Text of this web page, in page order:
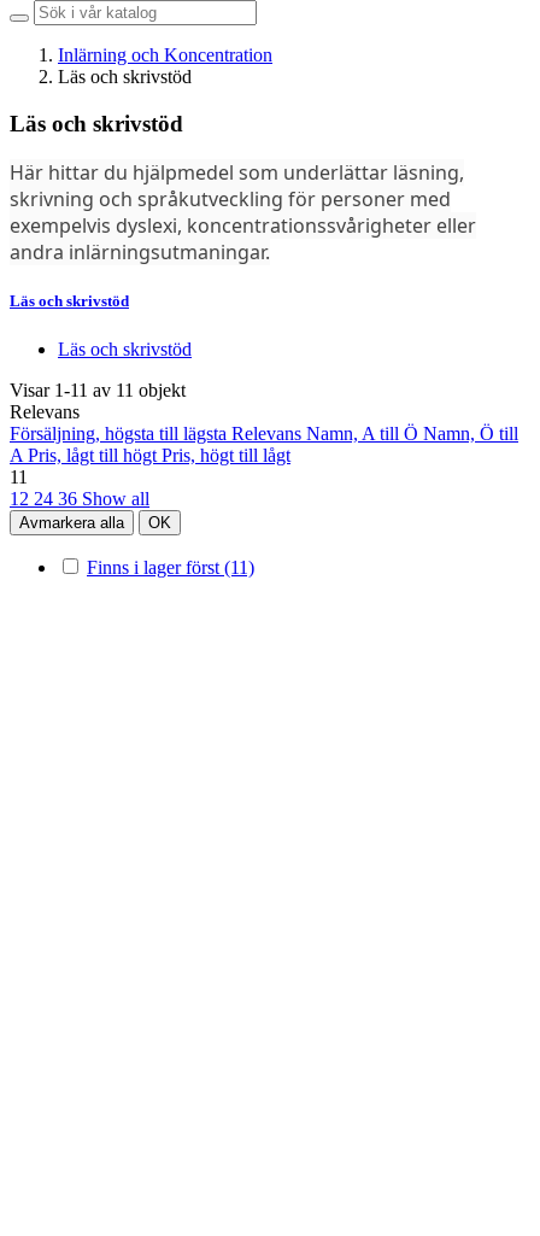
Inlärning och Koncentration
Läs och skrivstöd
Läs och skrivstöd
Här hittar du hjälpmedel som underlättar läsning,
skrivning och språkutveckling för personer med
exempelvis dyslexi, koncentrationssvårigheter eller
andra inlärningsutmaningar.
Läs och skrivstöd
Läs och skrivstöd
Visar 1-11 av 11 objekt
Relevans
Försäljning, högsta till lägsta Relevans Namn, A till Ö Namn, Ö till
A Pris, lågt till högt Pris, högt till lågt
11
12 24 36 Show all
Avmarkera alla OK
Finns i lager först (11)